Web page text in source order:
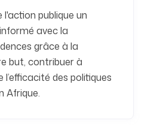
l'action publique un
avec la
grâce à la
but, contribuer à
l’efficacité des politiques
Afrique.